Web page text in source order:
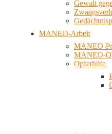
Gewalt
MANEO-Arbeit
MANEO-
MANEO-
Opferhilfe